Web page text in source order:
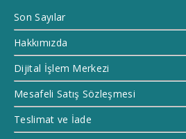
Son Sayılar
Hakkımızda
Dijital İşlem Merkezi
Mesafeli Satış Sözleşmesi
Teslimat ve İade